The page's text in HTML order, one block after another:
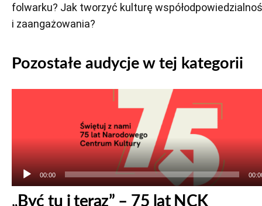
folwarku? Jak tworzyć kulturę
i zaangażowania?
Pozostałe audycje w tej kategorii
00:00
„Być tu i teraz” – 75 lat NCK